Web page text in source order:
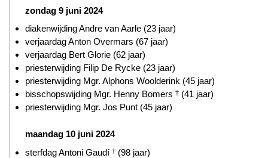
zondag 9 juni 2024
diakenwijding Andre van Aarle (23 jaar)
verjaardag Anton Overmars (67 jaar)
verjaardag Bert Glorie (62 jaar)
priesterwijding Filip De Rycke (23 jaar)
priesterwijding Mgr. Alphons Woolderink (45 jaar)
bisschopswijding Mgr. Henny Bomers † (41 jaar)
priesterwijding Mgr. Jos Punt (45 jaar)
maandag 10 juni 2024
sterfdag Antoni Gaudí † (98 jaar)